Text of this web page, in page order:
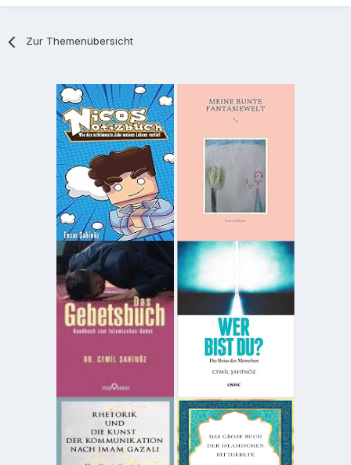
Zur Themenübersicht